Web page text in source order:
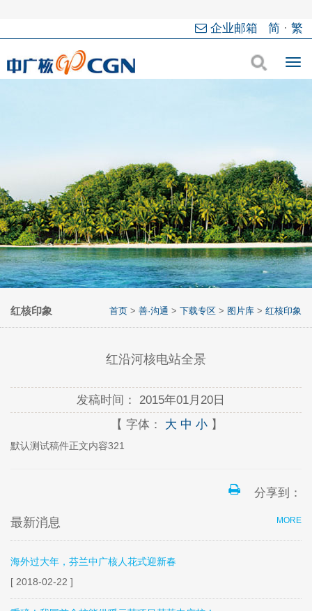
企业邮箱 简· 繁
首页 > 善·沟通 > 下载专区 > 图片库 > 红核印象
红核印象
红沿河核电站全景
发稿时间： 2015年01月20日
【 字体： 大 中 小】
默认测试稿件正文内容321
分享到：
MORE
最新消息
海外过大年，芬兰中广核人花式迎新春
[ 2018-02-22 ]